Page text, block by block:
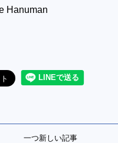
Hanuman
一つ新しい記事